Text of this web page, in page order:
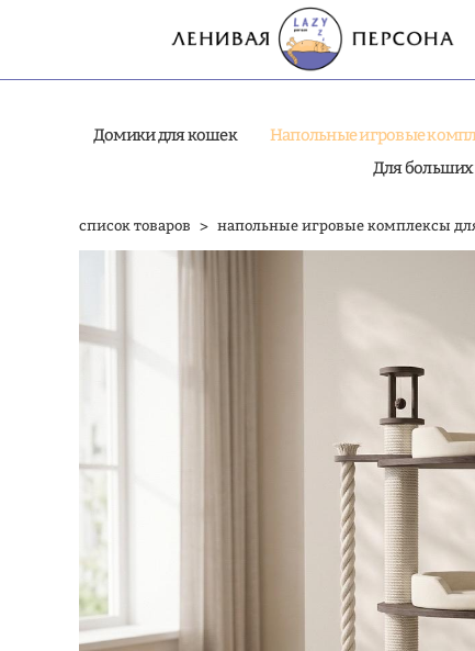
Домики для кошек Напольные игровые
Для
список товаров > напольные игровые комплексы